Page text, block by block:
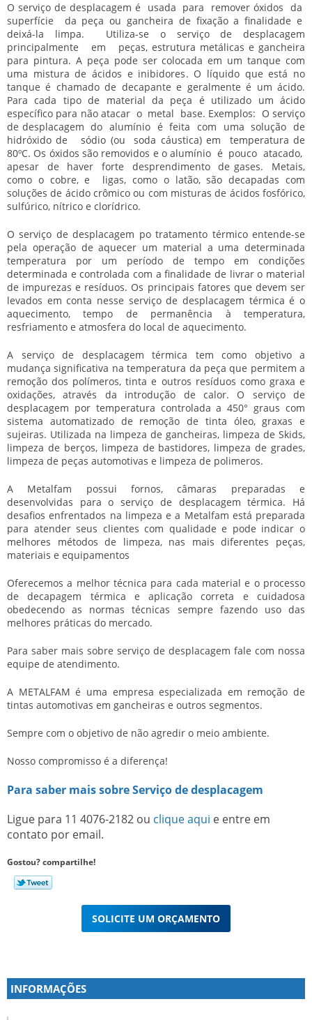
O serviço de desplacagem é usada para remover óxidos da
superfície da peça ou gancheira de fixação a finalidade e
deixá-la limpa. Utiliza-se o serviço de desplacagem
principalmente em peças, estrutura metálicas e gancheira
para pintura. A peça pode ser colocada em um tanque com
uma mistura de ácidos e inibidores. O líquido que está no
tanque é chamado de decapante e geralmente é um ácido.
Para cada tipo de material da peça é utilizado um ácido
específico para não atacar o metal base. Exemplos: O serviço
de desplacagem do alumínio é feita com uma solução de
hidróxido de sódio (ou soda cáustica) em temperatura de
80ºC. Os óxidos são removidos e o alumínio é pouco atacado,
apesar de haver forte desprendimento de gases. Metais,
como o cobre, e ligas, como o latão, são decapadas com
soluções de ácido crômico ou com misturas de ácidos fosfórico,
sulfúrico, nítrico e clorídrico.
Oserviço de desplacagem po tratamento térmico entende-se
pela operação de aquecer um material a uma determinada
temperatura por um período de tempo em condições
determinada e controlada com a finalidade de livrar o material
de impurezas e resíduos. Os principais fatores que devem ser
levados em conta nesse serviço de desplacagem térmica é o
aquecimento, tempo de permanência à temperatura,
resfriamento e atmosfera do local de aquecimento.
A serviço de desplacagem térmica tem como objetivo a
mudança significativa na temperatura da peça que permitem a
remoção dos polímeros, tinta e outros resíduos como graxa e
oxidações, através da introdução de calor. O serviço de
desplacagem por temperatura controlada a 450° graus com
sistema automatizado de remoção de tinta óleo, graxas e
sujeiras. Utilizada na limpeza de gancheiras, limpeza de Skids,
limpeza de berços, limpeza de bastidores, limpeza de grades,
limpeza de peças automotivas e limpeza de polimeros.
A Metalfam possui fornos, câmaras preparadas e
desenvolvidas para oserviço de desplacagem térmica. Há
desafios enfrentados na limpeza e a Metalfam está preparada
para atender seus clientes com qualidade e pode indicar o
melhores métodos de limpeza, nas mais diferentes peças,
materiais e equipamentos
Oferecemos a melhor técnica para cada material e o processo
de decapagem térmica e aplicação correta e cuidadosa
obedecendo as normas técnicas sempre fazendo uso das
melhores práticas do mercado.
Para saber mais sobre serviço de desplacagem fale com nossa
equipe de atendimento.
A METALFAM é uma empresa especializada em remoção de
tintas automotivas em gancheiras e outros segmentos.
Sempre com o objetivo de não agredir o meio ambiente.
Nosso compromisso é a diferença!
Para saber mais sobre Serviço de desplacagem
Ligue para 11 4076-2182 ou clique aqui e entre em
contato por email.
Gostou? compartilhe!
SOLICITE UM ORÇAMENTO
INFORMAÇÕES